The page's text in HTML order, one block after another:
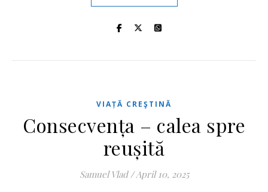
VIAȚĂ CREŞTINĂ
Consecvența – calea spre
reușită
Samuel Vlad /April 10, 2025